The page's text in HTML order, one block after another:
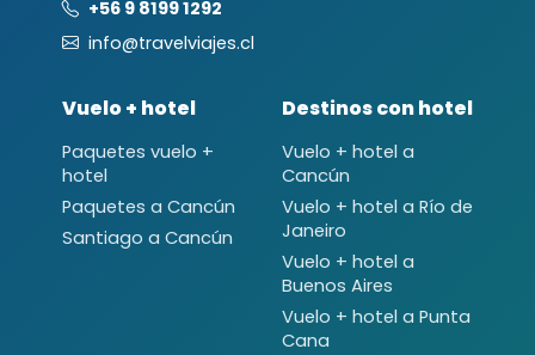
+56 9 8199 1292
info@travelviajes.cl
Vuelo + hotel
Paquetes vuelo +
hotel
Paquetes a Cancún
Santiago a Cancún
Destinos con hotel
Vuelo + hotel a
Cancún
Vuelo + hotel a Río de
Janeiro
Vuelo + hotel a
Buenos Aires
Vuelo + hotel a Punta
Cana